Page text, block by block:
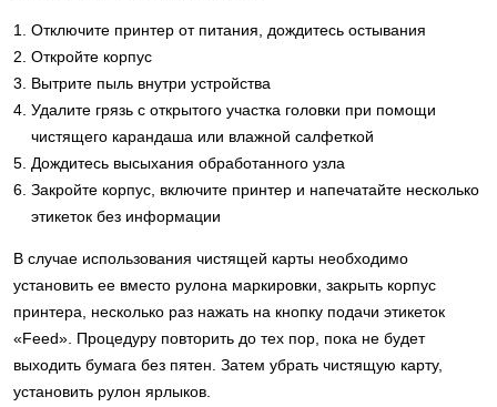
Отключите принтер от питания, дождитесь остывания
Откройте корпус
Вытрите пыль внутри устройства
Удалите грязь с открытого участка головки при помощи
чистящего карандаша или влажной салфеткой
Дождитесь высыхания обработанного узла
Закройте корпус, включите принтер и напечатайте несколько
этикеток без информации
В случае использования чистящей карты необходимо
установить ее вместо рулона маркировки, закрыть корпус
принтера, несколько раз нажать на кнопку подачи этикеток
«Feed». Процедуру повторить до тех пор, пока не будет
выходить бумага без пятен. Затем убрать чистящую карту,
установить рулон ярлыков.